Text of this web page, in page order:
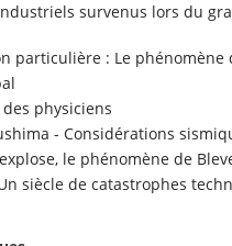
survenus lors du
particulière : Le phénomène
physiciens
- Considérations
le phénomène de
siècle de catastrophes